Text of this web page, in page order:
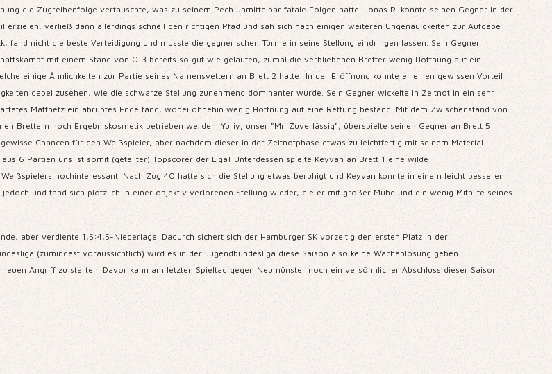
die Zugreihenfolge vertauschte, was zu seinem Pech unmittelbar fatale Folgen hatte. Jonas R. konnte seinen Gegner in der
verließ dann allerdings schnell den richtigen Pfad und sah sich nach einigen weiteren Ungenauigkeiten zur Aufgabe
nicht die beste Verteidigung und musste die gegnerischen Türme in seine Stellung eindringen lassen. Sein Gegner
mit einem Stand von 0:3 bereits so gut wie gelaufen, zumal die verbliebenen Bretter wenig Hoffnung auf ein
einige Ähnlichkeiten zur Partie seines Namensvettern an Brett 2 hatte: In der Eröffnung konnte er einen gewissen Vorteil
dabei zusehen, wie die schwarze Stellung zunehmend dominanter wurde. Sein Gegner wickelte in Zeitnot in ein sehr
Mattnetz ein abruptes Ende fand, wobei ohnehin wenig Hoffnung auf eine Rettung bestand. Mit dem Zwischenstand von
Brettern noch Ergebniskosmetik betrieben werden. Yuriy, unser "Mr. Zuverlässig", überspielte seinen Gegner an Brett 5
Chancen für den Weißspieler, aber nachdem dieser in der Zeitnotphase etwas zu leichtfertig mit seinem Material
6 Partien uns ist somit (geteilter) Topscorer der Liga! Unterdessen spielte Keyvan an Brett 1 eine wilde
hochinteressant. Nach Zug 40 hatte sich die Stellung etwas beruhigt und Keyvan konnte in einem leicht besseren
und fand sich plötzlich in einer objektiv verlorenen Stellung wieder, die er mit großer Mühe und ein wenig Mithilfe seines
aber verdiente 1,5:4,5-Niederlage. Dadurch sichert sich der Hamburger SK vorzeitig den ersten Platz in der
(zumindest voraussichtlich) wird es in der Jugendbundesliga diese Saison also keine Wachablösung geben.
Angriff zu starten. Davor kann am letzten Spieltag gegen Neumünster noch ein versöhnlicher Abschluss dieser Saison